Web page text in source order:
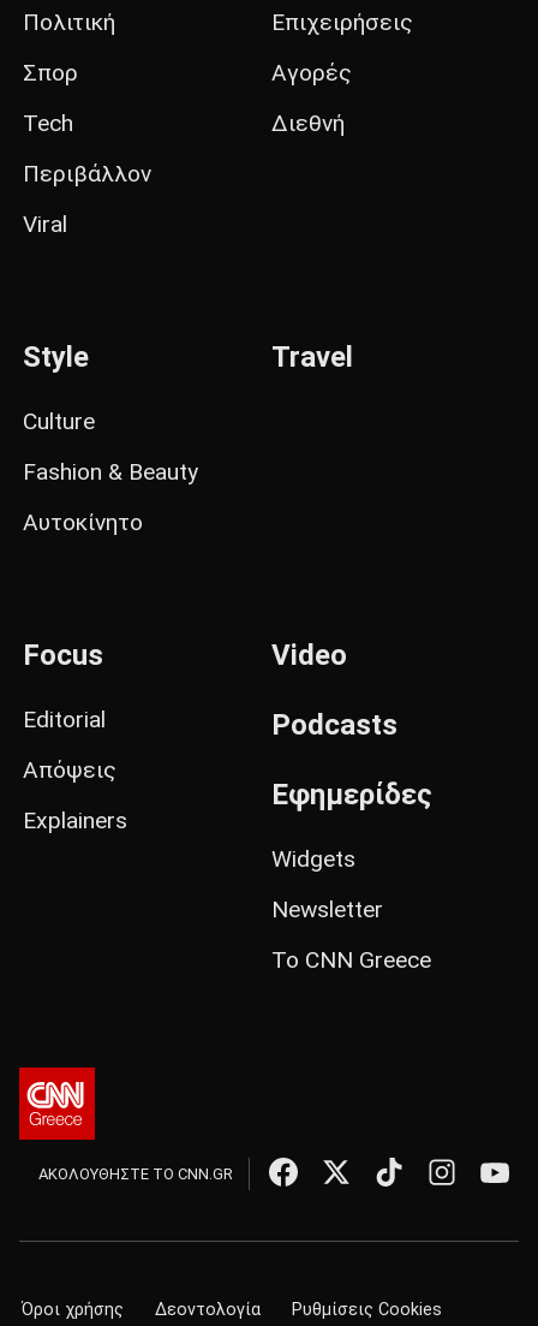
Πολιτική
Σπορ
Tech
Περιβάλλον
Viral
Επιχειρήσεις
Αγορές
Διεθνή
Style
Culture
Fashion & Beauty
Αυτοκίνητο
Travel
Focus
Editorial
Απόψεις
Explainers
Video
Podcasts
Εφημερίδες
Widgets
Newsletter
Το CNN Greece
ΑΚΟΛΟΥΘΗΣΤΕ ΤΟ CNN.GR
Όροι χρήσης Δεοντολογία Ρυθμίσεις Cookies